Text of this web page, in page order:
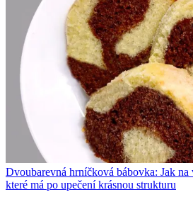
Dvoubarevná hrníčková bábovka: Jak na
které má po upečení krásnou strukturu